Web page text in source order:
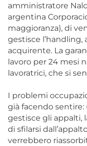
amministratore
argentina
maggioranza), di
gestisce
acquirente. La
lavoro per 24 mesi
lavoratrici, che si
I problemi
già facendo sentire:
gestisce gli appalti,
di sfilarsi
verrebbero